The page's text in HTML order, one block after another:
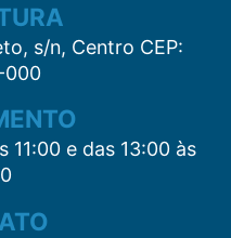
s/n, Centro CEP:
000
11:00 e das 13:00 às